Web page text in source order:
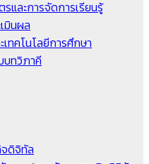
ละการจัดการเรียนรู้
มินผล
ทคโนโลยีการศึกษา
บทวิภาคี
ดิจิทัล